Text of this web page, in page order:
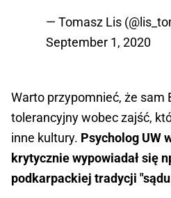
— Tomasz Lis
September 1, 2020
Warto przypomnieć, że sam
tolerancyjny wobec zajść,
inne kultury. Psycholog UW
krytycznie wypowiadał się
podkarpackiej tradycji